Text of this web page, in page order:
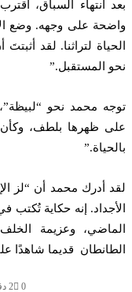
انتهاء السباق،
على وجهه. وضع
لتراثنا. لقد أثبتتَ
المستقبل.”
محمد نحو “لبيظة”،
ظهرها بلطف، وكأن
أدرك محمد أن “لز
إنه حكاية تُكتب
وعزيمة الخلف
قديما شاهدًا على
2 دقائق